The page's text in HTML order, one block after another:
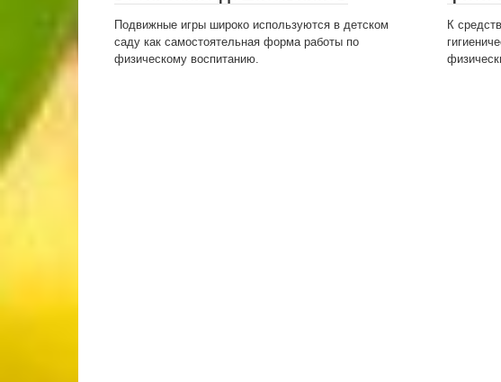
Подвижные игры широко используются в детском
саду как самостоятельная форма работы по
физическому воспитанию.
К